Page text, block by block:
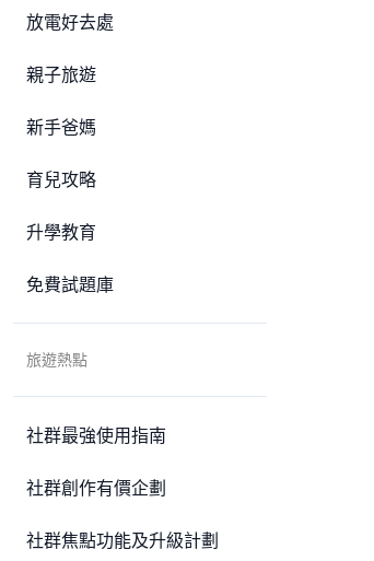
放電好去處
親子旅遊
新手爸媽
育兒攻略
升學教育
免費試題庫
旅遊熱點
社群最強使用指南
社群創作有價企劃
社群焦點功能及升級計劃